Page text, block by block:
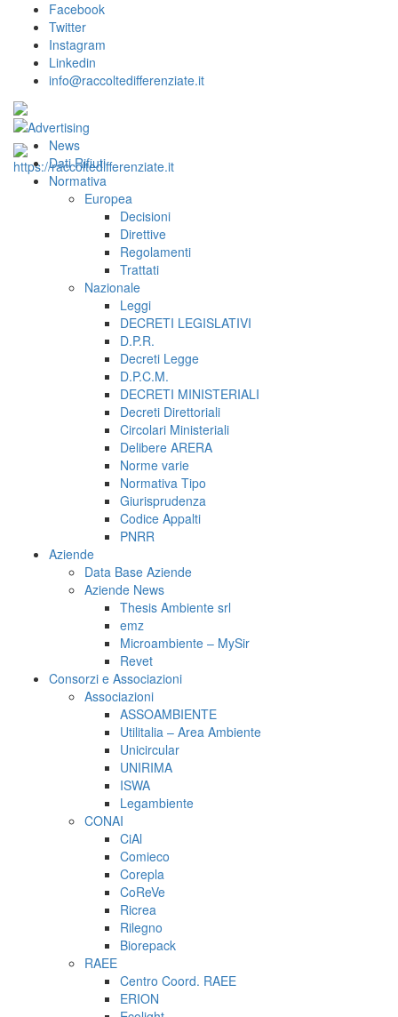
Facebook
Twitter
Instagram
Linkedin
info@raccoltedifferenziate.it
News
Dati Rifiuti
Normativa
Europea
Decisioni
Direttive
Regolamenti
Trattati
Nazionale
Leggi
DECRETI LEGISLATIVI
D.P.R.
Decreti Legge
D.P.C.M.
DECRETI MINISTERIALI
Decreti Direttoriali
Circolari Ministeriali
Delibere ARERA
Norme varie
Normativa Tipo
Giurisprudenza
Codice Appalti
PNRR
Aziende
Data Base Aziende
Aziende News
Thesis Ambiente srl
emz
Microambiente – MySir
Revet
Consorzi e Associazioni
Associazioni
ASSOAMBIENTE
Utilitalia – Area Ambiente
Unicircular
UNIRIMA
ISWA
Legambiente
CONAI
CiAl
Comieco
Corepla
CoReVe
Ricrea
Rilegno
Biorepack
RAEE
Centro Coord. RAEE
ERION